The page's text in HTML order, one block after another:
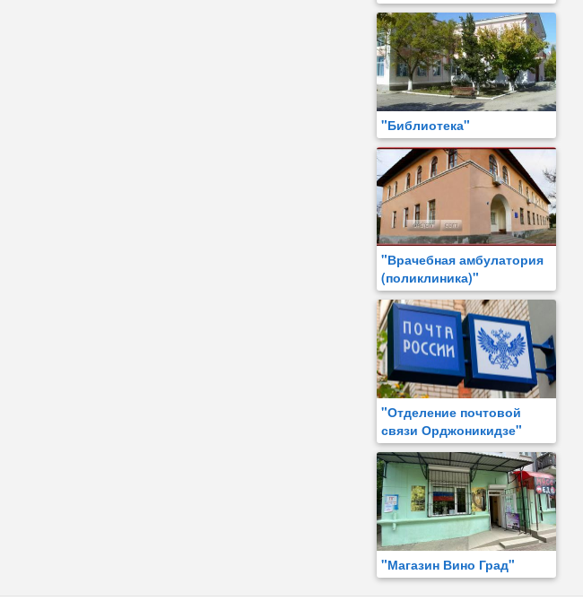
"Библиотека"
"Врачебная амбулатория
(поликлиника)"
"Отделение почтовой
связи Орджоникидзе"
"Магазин Вино Град"